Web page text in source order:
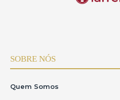
SOBRE NÓS
Quem Somos